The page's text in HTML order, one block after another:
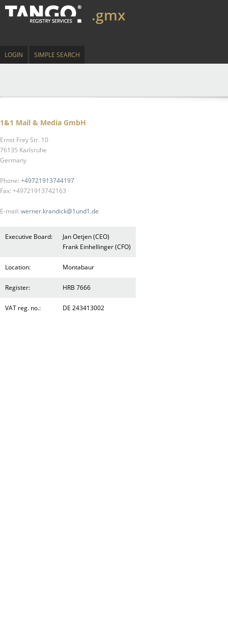
.gmx
LOGIN SIMPLE SEARCH
1&1 Mail & Media GmbH
Ernst Frey Str. 10
76135 Karlsruhe
Germany
Phone: +49721913744197
Fax: +49721913742163
E-mail: werner.krandick@1und1.de
Executive Board:
Jan Oetjen (CEO)
Frank Einhellinger (CFO)
Location: Montabaur
Register: HRB 7666
VAT reg. no.: DE 243413002